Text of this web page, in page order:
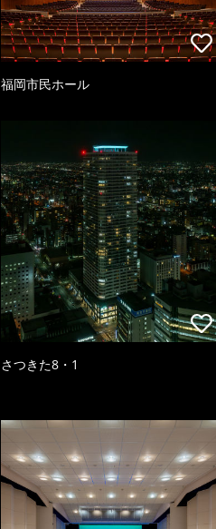
福岡市民ホール
さつきた8・1